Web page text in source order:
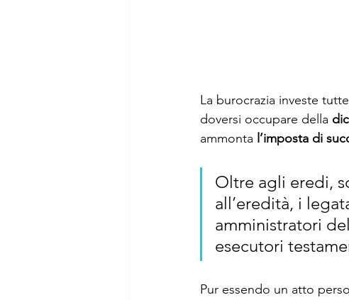
La burocrazia investe
doversi occupare della
ammonta l’imposta di
Oltre agli eredi,
all’eredità, i
amministratori
esecutori
Pur essendo un atto